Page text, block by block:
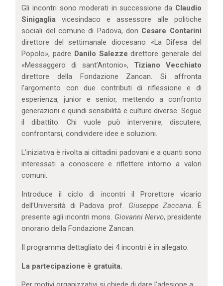
Gli incontri sono moderati in successione da Claudio
Sinigaglia vicesindaco e assessore alle politiche
sociali del comune di Padova, don Cesare Contarini
direttore del settimanale diocesano «La Difesa del
Popolo», padre Danilo Salezze direttore generale del
«Messaggero di sant’Antonio», Tiziano Vecchiato
direttore della Fondazione Zancan. Si affronta
l’argomento con due contributi di riflessione e di
esperienza, junior e senior, mettendo a confronto
generazioni e quindi sensibilità e culture diverse. Segue
il dibattito. Chi vuole può intervenire, discutere,
confrontarsi, condividere idee e soluzioni.
L’iniziativa è rivolta ai cittadini padovani e a quanti sono
interessati a conoscere e riflettere intorno a valori
comuni.
Introduce il ciclo di incontri il Prorettore vicario
dell’Università di Padova prof. Giuseppe Zaccaria. È
presente agli incontri mons. Giovanni Nervo, presidente
onorario della Fondazione Zancan.
Il programma dettagliato dei 4 incontri è in allegato.
La partecipazione è gratuita.